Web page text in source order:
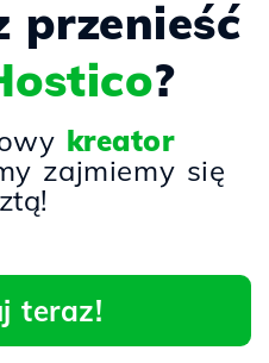
przenieść
?
kreator
zajmiemy się
teraz!